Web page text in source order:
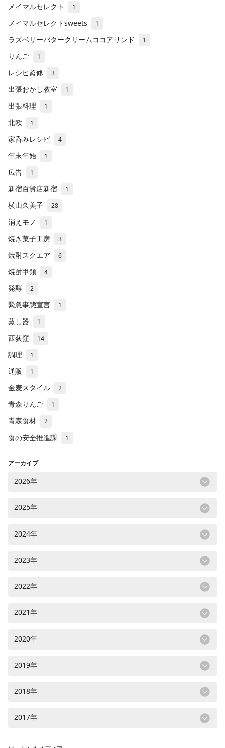
メイマルセレクト 1
メイマルセレクトsweets 1
ラズベリーバタークリームココアサンド 1
りんご 1
レシピ監修 3
出張おかし教室 1
出張料理 1
北欧 1
家呑みレシピ 4
年末年始 1
広告 1
新宿百貨店新宿 1
横山久美子 28
消えモノ 1
焼き菓子工房 3
焼酎スクエア 6
焼酎甲類 4
発酵 2
緊急事態宣言 1
蒸し器 1
西荻窪 14
調理 1
通販 1
金麦スタイル 2
青森りんご 1
青森食材 2
食の安全推進課 1
アーカイブ
2026年
2025年
2024年
2023年
2022年
2021年
2020年
2019年
2018年
2017年